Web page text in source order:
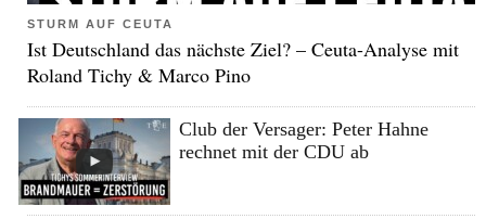
STURM AUF CEUTA
Ist Deutschland das nächste Ziel? – Ceuta-Analyse mit
Roland Tichy & Marco Pino
Club der Versager: Peter Hahne
rechnet mit der CDU ab